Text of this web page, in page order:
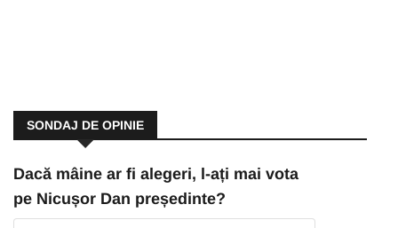
SONDAJ DE OPINIE
Dacă mâine ar fi alegeri, l-ați mai vota
pe Nicușor Dan președinte?